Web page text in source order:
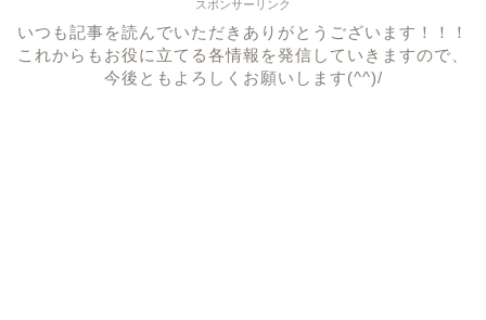
スポンサーリンク
いつも記事を読んでいただきありがとうございます！！！
これからもお役に立てる各情報を発信していきますので、
今後ともよろしくお願いします(^^)/